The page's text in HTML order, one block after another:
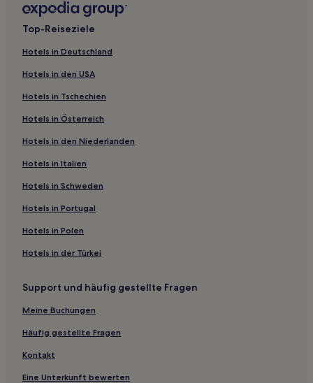
Hotels mit Pool in Springfield
Günstige in Macon
Familien in Macon
Haustierfreundliche in Macon
Familien nahe Wild Animal Safari
Familien nahe Lamar Lake
Hotels mit Parkplatz in Kansas City
Haustierfreundliche in Kansas City
Hotels mit inbegriffenem Frühstück in Kansas City
Hotels mit Küchenzeile in Osage Beach
Lgbtqia-Freundliche in Crossroads Arts District
Hotels mit inbegriffenem Frühstück in Missouri
Günstige in Missouri
Hotels mit Pool in St. Joseph
Familien in Sedalia
Top-Reiseziele
Hotels in Deutschland
Hotels in den USA
Hotels in Tschechien
Hotels in Österreich
Hotels in den Niederlanden
Hotels in Italien
Hotels in Schweden
Hotels in Portugal
Hotels in Polen
Hotels in der Türkei
Support und häufig gestellte Fragen
Meine Buchungen
Häufig gestellte Fragen
Kontakt
Eine Unterkunft bewerten